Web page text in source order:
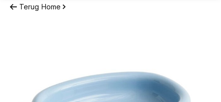
Terug Home